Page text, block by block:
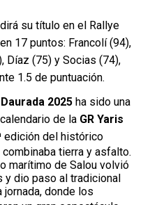
su título en el Rallye
17 puntos: Francolí (94),
Díaz (75) y Socias (74),
1.5 de puntuación.
2025 ha sido una
de la GR Yaris
edición del histórico
tierra y asfalto.
marítimo de Salou volvió
y dio paso al tradicional
jornada, donde los